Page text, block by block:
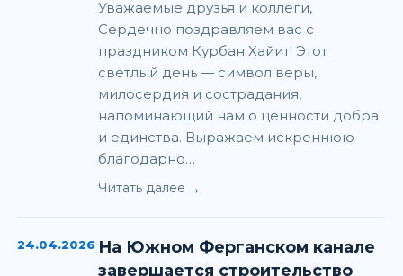
Уважаемые друзья и коллеги,
Сердечно поздравляем вас с
праздником Курбан Хайит! Этот
светлый день — символ веры,
милосердия и сострадания,
напоминающий нам о ценности добра
и единства. Выражаем искреннюю
благодарно…
Читать далее →
24.04.2026 На Южном Ферганском канале
завершается строительство